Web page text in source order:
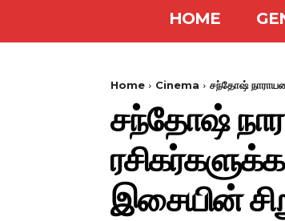
HOME
Home Cinema சந்தோஷ்
சந்தோஷ்
இசையின்